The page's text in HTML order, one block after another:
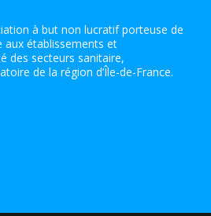
à but non lucratif porteuse de
aux établissements et
des secteurs sanitaire,
de la région d’Île-de-France.